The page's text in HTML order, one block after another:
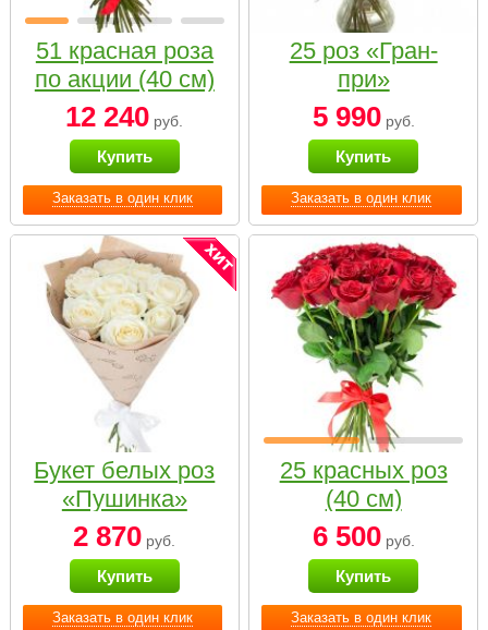
Заказать в один клик
51 красная роза
по акции (40 см)
12 240 руб.
Купить
Заказать в один клик
25 роз «Гран-
при»
5 990руб.
Купить
Заказать в один клик
Букет белых роз
«Пушинка»
2 870 руб.
Купить
Заказать в один клик
25 красных роз
(40 см)
6 500руб.
Купить